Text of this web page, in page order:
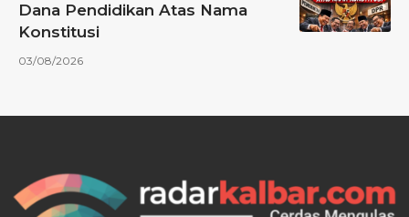
Dana Pendidikan Atas Nama
Konstitusi
03/08/2026